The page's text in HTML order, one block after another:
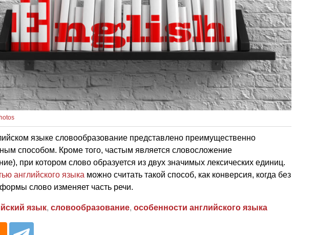
языке словообразование представлено преимущественно
способом. Кроме того, частым является словосложение
при котором слово образуется из двух значимых лексических единиц.
английского языка можно считать такой способ, как конверсия, когда без
слово изменяет часть речи.
язык, словообразование, особенности английского языка